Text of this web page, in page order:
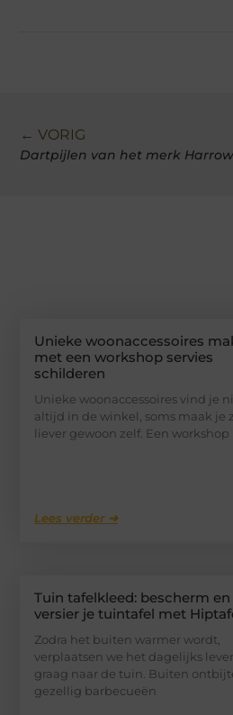
← VORIG
Dartpijlen van het merk
Unieke woonaccessoires
met een workshop servies
schilderen
Unieke woonaccessoires vind je
altijd in de winkel, soms maak je
liever gewoon zelf. Een workshop
Lees verder ➜
Tuin tafelkleed: bescherm en
versier je tuintafel met
Zodra het buiten warmer wordt,
verplaatsen we het dagelijks
graag naar de tuin. Buiten
gezellig barbecueën